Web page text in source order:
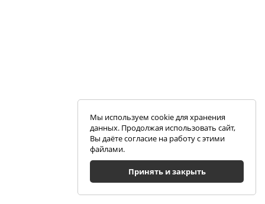
Мы используем cookie для хранения
данных. Продолжая использовать сайт,
Вы даёте согласие на работу с этими
файлами.
Принять и закрыть